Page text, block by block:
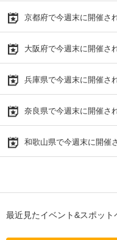
京都府で今週末に開催さ
大阪府で今週末に開催さ
兵庫県で今週末に開催さ
奈良県で今週末に開催さ
和歌山県で今週末に開催
最近見たイベント&スポット